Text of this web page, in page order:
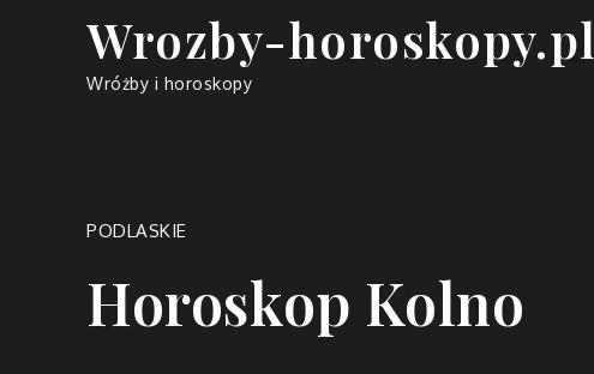
Wrozby-horoskopy.pl
Wróżby i horoskopy
PODLASKIE
Horoskop Kolno